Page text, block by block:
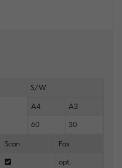
S/W
A4 A3
60 30
Scan Fax
opt.